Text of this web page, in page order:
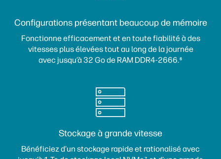
Configurations présentant beaucoup de mémoire
Fonctionne efficacement et en toute fiabilité à des
vitesses plus élevées tout au long de la journée
avec jusqu’à 32 Go de RAM DDR4-2666.6
Stockage à grande vitesse
Bénéficiez d’un stockage rapide et rationalisé avec